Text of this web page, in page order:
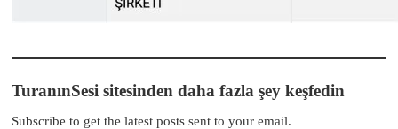
TuranınSesi sitesinden daha fazla şey keşfedin
Subscribe to get the latest posts sent to your email.